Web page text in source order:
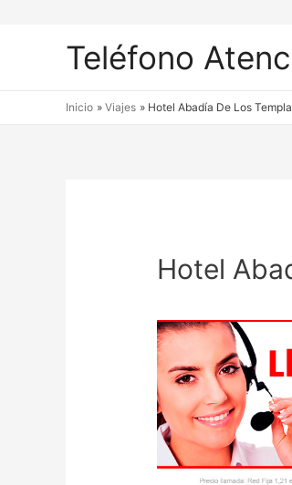
Teléfono
Inicio Viajes Hotel Abadía De Los
Hotel